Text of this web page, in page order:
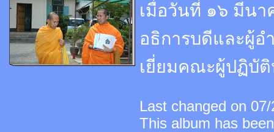
เมื่อวันที่ ๑๖ มีน
อธิการบดีและผู้อ
เยี่ยมคณะผู้ปฏิบั
Last changed on
This album has